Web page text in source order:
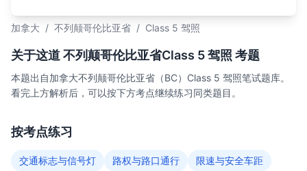
加拿大 / 不列颠哥伦比亚省 / Class 5 驾照
关于这道 不列颠哥伦比亚省Class 5 驾照 考题
本题出自加拿大不列颠哥伦比亚省（BC）Class 5 驾照笔试题库。
看完上方解析后，可以按下方考点继续练习同类题目。
按考点练习
交通标志与信号灯 路权与路口通行
限速与安全车距